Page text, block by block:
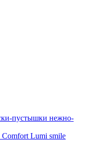
пустышки нежно-
Lumi smile